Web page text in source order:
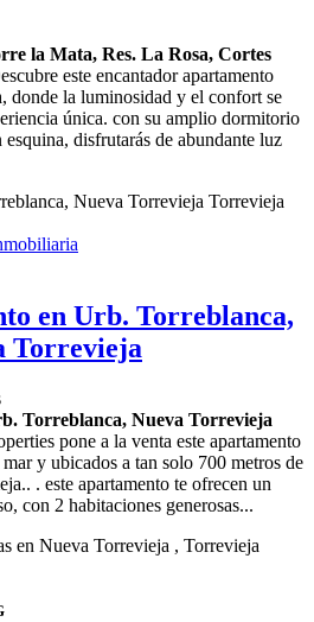
la Mata, Res. La Rosa, Cortes
este encantador apartamento
donde la luminosidad y el confort se
única. con su amplio dormitorio
disfrutarás de abundante luz
en Urb. Torreblanca,
Torrevieja
Torreblanca, Nueva Torrevieja
pone a la venta este apartamento
y ubicados a tan solo 700 metros de
. este apartamento te ofrecen un
con 2 habitaciones generosas...